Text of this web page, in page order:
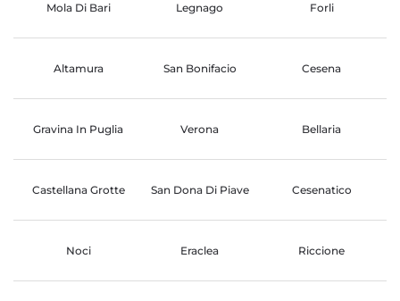
Mola Di Bari Legnago Forli
Altamura San Bonifacio Cesena
Gravina In Puglia Verona Bellaria
Castellana Grotte San Dona Di Piave Cesenatico
Noci Eraclea Riccione